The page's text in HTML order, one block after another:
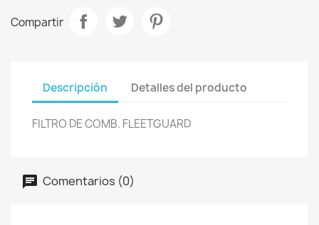
Compartir
Descripción Detalles del producto
FILTRO DE COMB. FLEETGUARD
Comentarios (0)